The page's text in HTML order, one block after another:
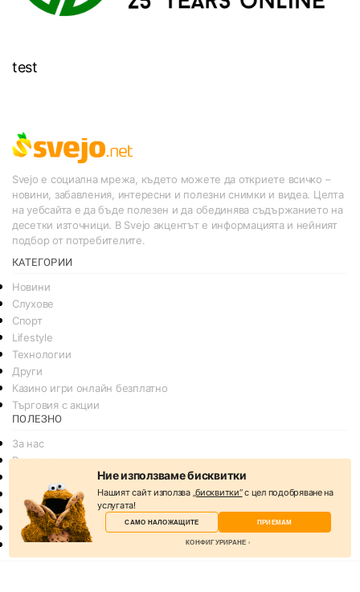
test
Svejo е социална мрежа, където можете да откриете всичко –
новини, забавления, интересни и полезни снимки и видеа. Целта
на уебсайта е да бъде полезен и да обединява съдържанието на
десетки източници. В Svejo акцентът е информацията и нейният
подбор от потребителите.
КАТЕГОРИИ
Новини
Слухове
Спорт
Lifestyle
Технологии
Други
Казино игри онлайн безплатно
Търговия с акции
ПОЛЕЗНО
За нас
Реклама
Условия за споделяне
Политика за поверителснот
Политика на Бисквитките
Контакти
Ние използваме бисквитки
Нашият сайт използва „бисквитки“с цел подобряване на
услугата!
САМО НАЛОЖАЩИТЕ ПРИЕМАМ
КОНФИГУРИРАНЕ